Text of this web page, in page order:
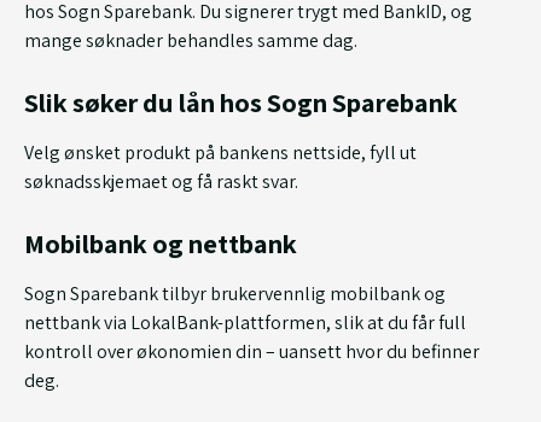
hos Sogn Sparebank. Du signerer trygt med BankID, og
mange søknader behandles samme dag.
Slik søker du lån hos Sogn Sparebank
Velg ønsket produkt på bankens nettside, fyll ut
søknadsskjemaet og få raskt svar.
Mobilbank og nettbank
Sogn Sparebank tilbyr brukervennlig mobilbank og
nettbank via LokalBank-plattformen, slik at du får full
kontroll over økonomien din – uansett hvor du befinner
deg.